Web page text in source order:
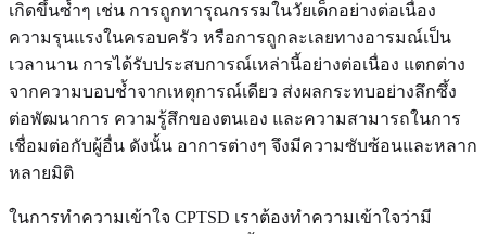
เกิดขึ้นซ้ำๆ เช่น การถูกทารุณกรรมในวัยเด็กอย่างต่อเนื่อง
ความรุนแรงในครอบครัว หรือการถูกละเลยทางอารมณ์เป็น
เวลานาน การได้รับประสบการณ์เหล่านี้อย่างต่อเนื่อง แตกต่าง
จากความบอบช้ำจากเหตุการณ์เดียว ส่งผลกระทบอย่างลึกซึ้ง
ต่อพัฒนาการ ความรู้สึกของตนเอง และความสามารถในการ
เชื่อมต่อกับผู้อื่น ดังนั้น อาการต่างๆ จึงมีความซับซ้อนและหลาก
หลายมิติ
ในการทำความเข้าใจ CPTSD เราต้องทำความเข้าใจว่ามี